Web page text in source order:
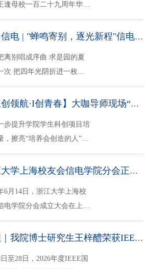
开展走访交流。...
逢母校一百二十九周年华诞
时节。当我们收到信电学院
发来的返校邀请函时，那份
深藏多年的期盼。同学们喜
，纷纷报名应约。...
活力信电 | "蝉鸣寄别，逐光新程"信电学院2026届毕业晚会圆满落幕
离别唱成序曲 求是园的夏
次 把四年光阴折进一枚信
月5日玉泉永谦剧场 信息
工程学院2026届 蝉鸣寄
圆满落幕
【双创领航·I创青春】大咖导师现场“划重点”！这场科创赛事模拟路演会干货...
步提升学院学生科创项目培
，擦亮“培养会创造的人”这
品牌，近日，信电学院“信
营”科创赛事模拟路演会暨
102举行。本次活动聚焦创
大赛与研究...
浙江大学上海校友会信电学院分会正式成立
6月14日，浙江大学上海校
电学院分会成立大会在上海
区建国宾馆隆重召开。浙江
电学院党委书记孙棋，浙大
院原院长章献民，浙江大学
喜报｜我院博士研究生王梓醴荣获IEEE ICC 2026最佳论文奖
至28日，2026年度IEEE国